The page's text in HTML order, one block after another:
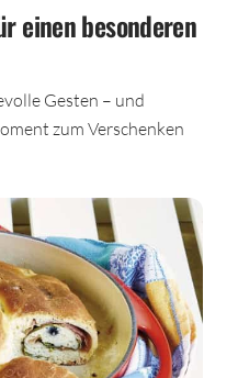
einen besonderen
Gesten – und
zum Verschenken